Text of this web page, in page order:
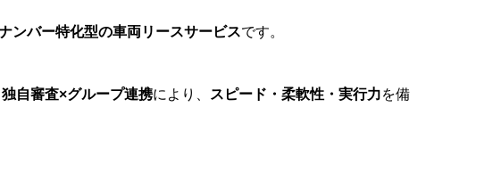
ンバー特化型の車両リースサービスです。
独自審査×グループ連携により、 スピード・柔軟性・実行力を備